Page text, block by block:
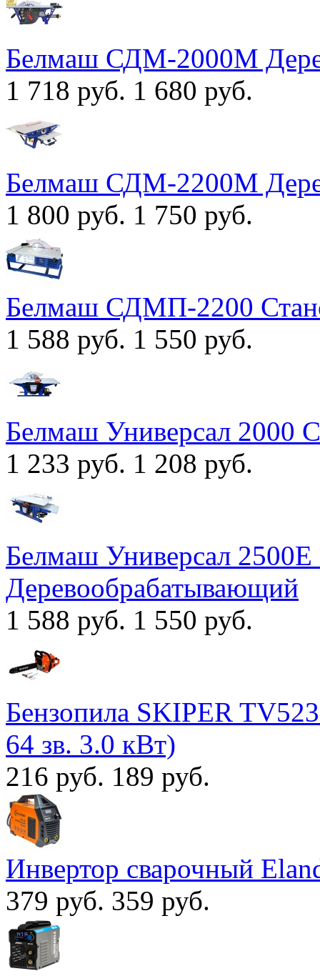
Белмаш СДМ-2000М
1 718 руб. 1 680 руб.
Белмаш СДМ-2200M
1 800 руб. 1 750 руб.
Белмаш СДМП-2200
1 588 руб. 1 550 руб.
Белмаш Универсал 2000
1 233 руб. 1 208 руб.
Белмаш Универсал 2500Е
Деревообрабатывающий
1 588 руб. 1 550 руб.
Бензопила SKIPER
64 зв. 3.0 кВт)
216 руб. 189 руб.
Инвертор сварочный
379 руб. 359 руб.